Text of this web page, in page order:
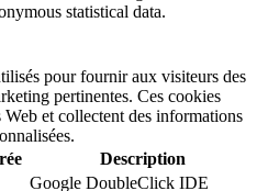
statistical data.
pour fournir aux visiteurs des
pertinentes. Ces cookies
et collectent des informations
Description
Google DoubleClick IDE